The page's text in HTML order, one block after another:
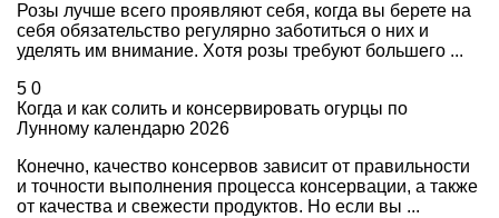
Розы лучше всего проявляют себя, когда вы берете на
себя обязательство регулярно заботиться о них и
уделять им внимание. Хотя розы требуют большего ...
5 0
Когда и как солить и консервировать огурцы по
Лунному календарю 2026
Конечно, качество консервов зависит от правильности
и точности выполнения процесса консервации, а также
от качества и свежести продуктов. Но если вы ...